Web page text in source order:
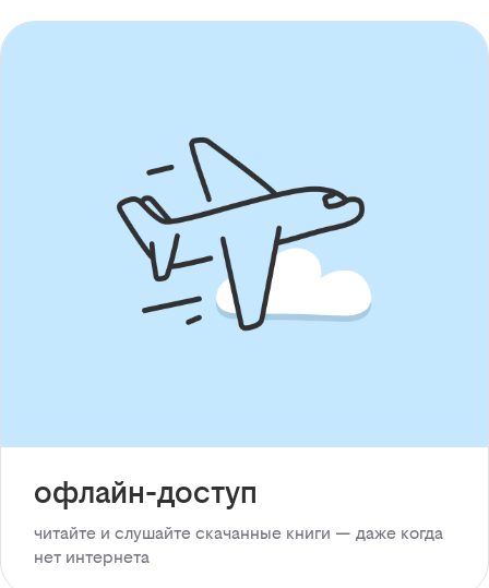
офлайн-доступ
читайте и слушайте скачанные книги — даже когда
нет интернета